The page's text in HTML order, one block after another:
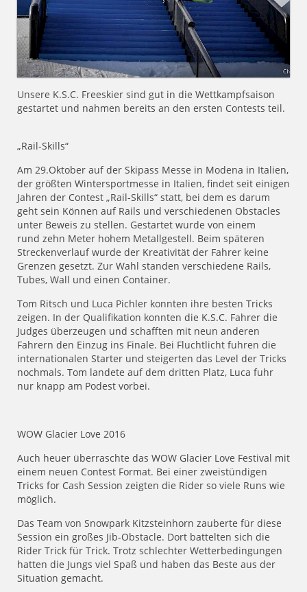
Unsere K.S.C. Freeskier sind gut in die Wettkampfsaison
gestartet und nahmen bereits an den ersten Contests teil.
„Rail-Skills“
Am 29.Oktober auf der Skipass Messe in Modena in Italien,
der größten Wintersportmesse in Italien, findet seit einigen
Jahren der Contest „Rail-Skills“ statt, bei dem es darum
geht sein Können auf Rails und verschiedenen Obstacles
unter Beweis zu stellen. Gestartet wurde von einem
rund zehn Meter hohem Metallgestell. Beim späteren
Streckenverlauf wurde der Kreativität der Fahrer keine
Grenzen gesetzt. Zur Wahl standen verschiedene Rails,
Tubes, Wall und einen Container.
Tom Ritsch und Luca Pichler konnten ihre besten Tricks
zeigen. In der Qualifikation konnten die K.S.C. Fahrer die
Judges überzeugen und schafften mit neun anderen
Fahrern den Einzug ins Finale. Bei Fluchtlicht fuhren die
internationalen Starter und steigerten das Level der Tricks
nochmals. Tom landete auf dem dritten Platz, Luca fuhr
nur knapp am Podest vorbei.
WOW Glacier Love 2016
Auch heuer überraschte das WOW Glacier Love Festival mit
einem neuen Contest Format. Bei einer zweistündigen
Tricks for Cash Session zeigten die Rider so viele Runs wie
möglich.
Das Team von Snowpark Kitzsteinhorn zauberte für diese
Session ein großes Jib-Obstacle. Dort battelten sich die
Rider Trick für Trick. Trotz schlechter Wetterbedingungen
hatten die Jungs viel Spaß und haben das Beste aus der
Situation gemacht.